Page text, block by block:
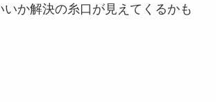
いか解決の糸口が見えてくるかも